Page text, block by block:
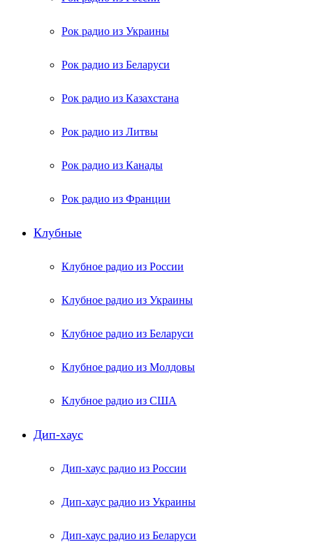
Рок радио из Украины
Рок радио из Беларуси
Рок радио из Казахстана
Рок радио из Литвы
Рок радио из Канады
Рок радио из Франции
Клубные
Клубное радио из России
Клубное радио из Украины
Клубное радио из Беларуси
Клубное радио из Молдовы
Клубное радио из США
Дип-хаус
Дип-хаус радио из России
Дип-хаус радио из Украины
Дип-хаус радио из Беларуси